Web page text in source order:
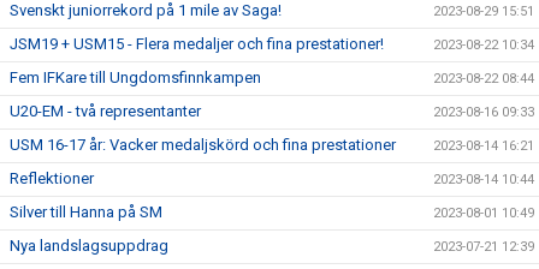
Svenskt juniorrekord på 1 mile av Saga! 2023-08-29 15:51
JSM19 + USM15 - Flera medaljer och fina prestationer! 2023-08-22 10:34
Fem IFKare till Ungdomsfinnkampen 2023-08-22 08:44
U20-EM - två representanter 2023-08-16 09:33
USM 16-17 år: Vacker medaljskörd och fina prestationer 2023-08-14 16:21
Reflektioner 2023-08-14 10:44
Silver till Hanna på SM 2023-08-01 10:49
Nya landslagsuppdrag 2023-07-21 12:39